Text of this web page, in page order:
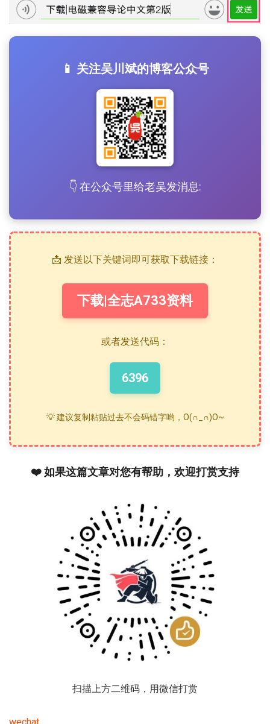
📱 关注吴川斌的博客公众号
👇 在公众号里给老吴发消息:
📩 发送以下关键词即可获取下载链接：
下载|全志A733资料
或者发送代码：
6396
💡 建议复制粘贴过去不会码错字哟，O(∩_∩)O~
❤️ 如果这篇文章对您有帮助，欢迎打赏支持
扫描上方二维码，用微信打赏